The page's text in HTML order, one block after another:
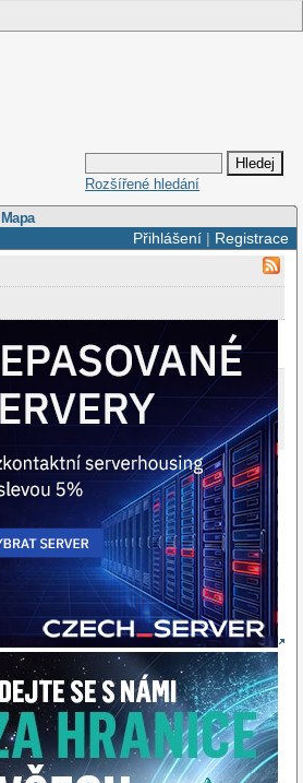
Rozšířené hledání
Mapa
Přihlášení| Registrace